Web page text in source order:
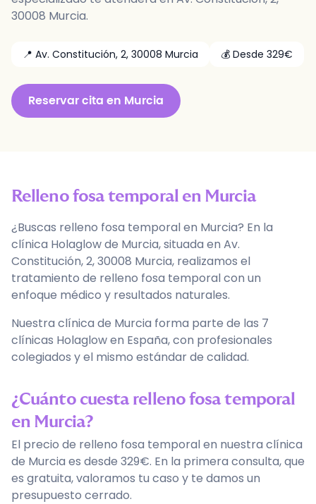
30008 Murcia.
📍 Av. Constitución, 2, 30008 Murcia 💰 Desde 329€
Reservar cita en Murcia
Relleno fosa temporalen Murcia
¿Buscas relleno fosa temporal en Murcia? En la
clínica Holaglow de Murcia, situada en Av.
Constitución, 2, 30008 Murcia, realizamos el
tratamiento de relleno fosa temporal con un
enfoque médico y resultados naturales.
Nuestra clínica de Murcia forma parte de las 7
clínicas Holaglow en España, con profesionales
colegiados y el mismo estándar de calidad.
¿Cuánto cuesta relleno fosa temporal
en Murcia?
El precio de relleno fosa temporal en nuestra clínica
de Murcia es desde 329€. En la primera consulta, que
es gratuita, valoramos tu caso y te damos un
presupuesto cerrado.